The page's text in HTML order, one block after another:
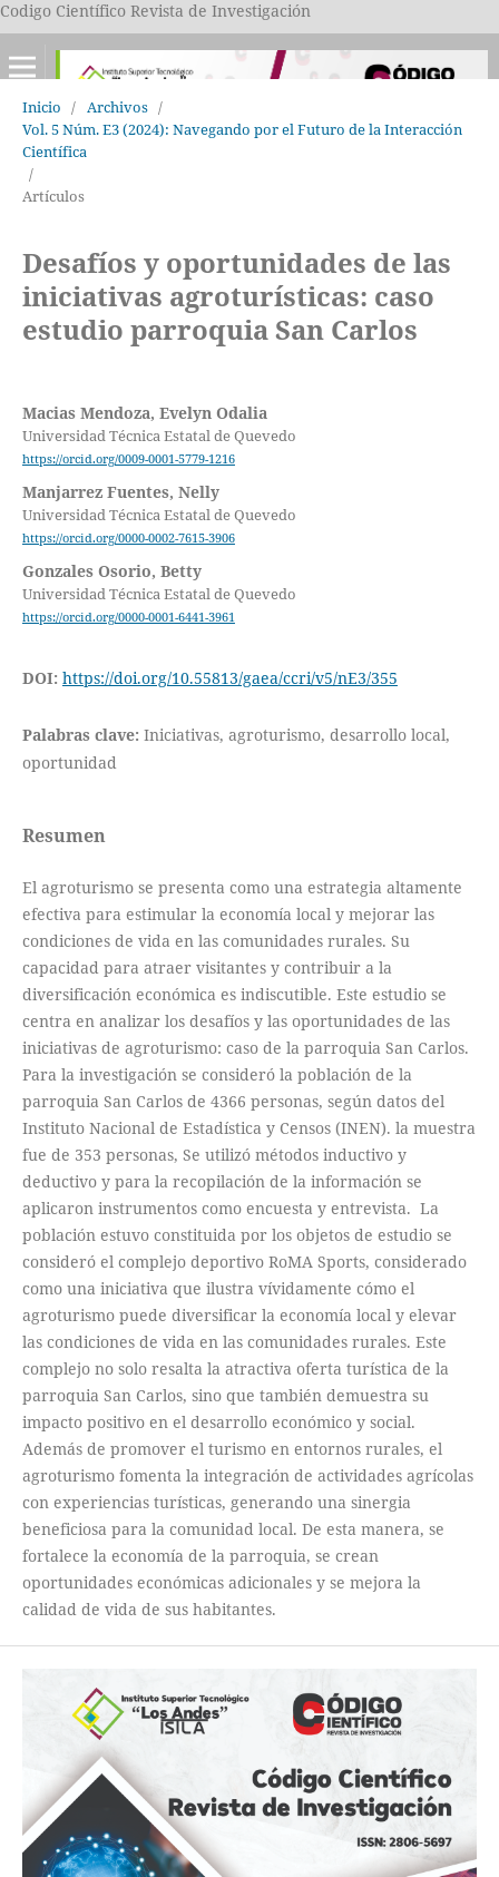
Codigo Científico Revista de Investigación
Inicio / Archivos /
Vol. 5 Núm. E3 (2024): Navegando por el Futuro de la Interacción
Científica
/
Artículos
Desafíos y oportunidades de las
iniciativas agroturísticas: caso
estudio parroquia San Carlos
Macias Mendoza, Evelyn Odalia
Universidad Técnica Estatal de Quevedo
https://orcid.org/0009-0001-5779-1216
Manjarrez Fuentes, Nelly
Universidad Técnica Estatal de Quevedo
https://orcid.org/0000-0002-7615-3906
Gonzales Osorio, Betty
Universidad Técnica Estatal de Quevedo
https://orcid.org/0000-0001-6441-3961
DOI: https://doi.org/10.55813/gaea/ccri/v5/nE3/355
Palabras clave: Iniciativas, agroturismo, desarrollo local,
oportunidad
Resumen
El agroturismo se presenta como una estrategia altamente
efectiva para estimular la economía local y mejorar las
condiciones de vida en las comunidades rurales. Su
capacidad para atraer visitantes y contribuir a la
diversificación económica es indiscutible. Este estudio se
centra en analizar los desafíos y las oportunidades de las
iniciativas de agroturismo: caso de la parroquia San Carlos.
Para la investigación se consideró la población de la
parroquia San Carlos de 4366 personas, según datos del
Instituto Nacional de Estadística y Censos (INEN). la muestra
fue de 353 personas, Se utilizó métodos inductivo y
deductivo y para la recopilación de la información se
aplicaron instrumentos como encuesta y entrevista. La
población estuvo constituida por los objetos de estudio se
consideró el complejo deportivo RoMA Sports, considerado
como una iniciativa que ilustra vívidamente cómo el
agroturismo puede diversificar la economía local y elevar
las condiciones de vida en las comunidades rurales. Este
complejo no solo resalta la atractiva oferta turística de la
parroquia San Carlos, sino que también demuestra su
impacto positivo en el desarrollo económico y social.
Además de promover el turismo en entornos rurales, el
agroturismo fomenta la integración de actividades agrícolas
con experiencias turísticas, generando una sinergia
beneficiosa para la comunidad local. De esta manera, se
fortalece la economía de la parroquia, se crean
oportunidades económicas adicionales y se mejora la
calidad de vida de sus habitantes.